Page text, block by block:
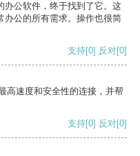
办公软件，终于找到了它。这
办公的所有需求。操作也很简
支持[0] 反对[0]
高速度和安全性的连接，并帮
支持[0] 反对[0]